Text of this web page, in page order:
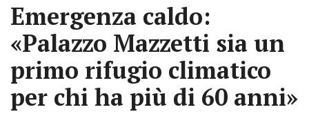
Emergenza caldo:
«Palazzo Mazzetti sia un
primo rifugio climatico
per chi ha più di 60 anni»